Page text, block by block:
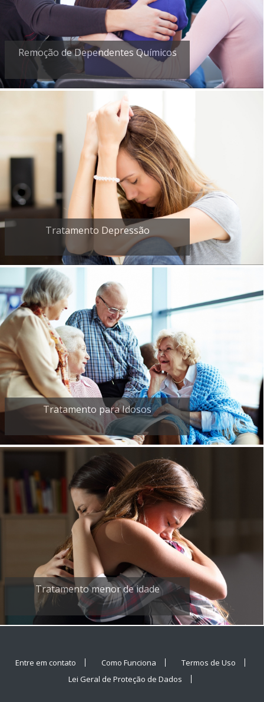
Remoção de Dependentes Químicos
Tratamento Depressão
Tratamento para Idosos
Tratamento menor de idade
Entre em contato Como Funciona
Termos de Uso
Lei Geral de Proteção de Dados